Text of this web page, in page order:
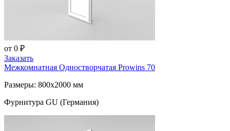
от 0 ₽
Заказать
Межкомнатная Одностворчатая Prowins 70
Размеры: 800x2000 мм
Фурнитура GU (Германия)